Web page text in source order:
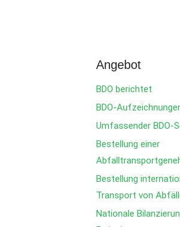
Angebot
BDO berichtet
BDO-
Umfassender BDO-
Bestellung einer
Bestellung
Transport von
Nationale